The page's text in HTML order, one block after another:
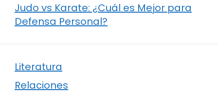
Judo vs Karate: ¿Cuál es Mejor para
Defensa Personal?
Literatura
Relaciones